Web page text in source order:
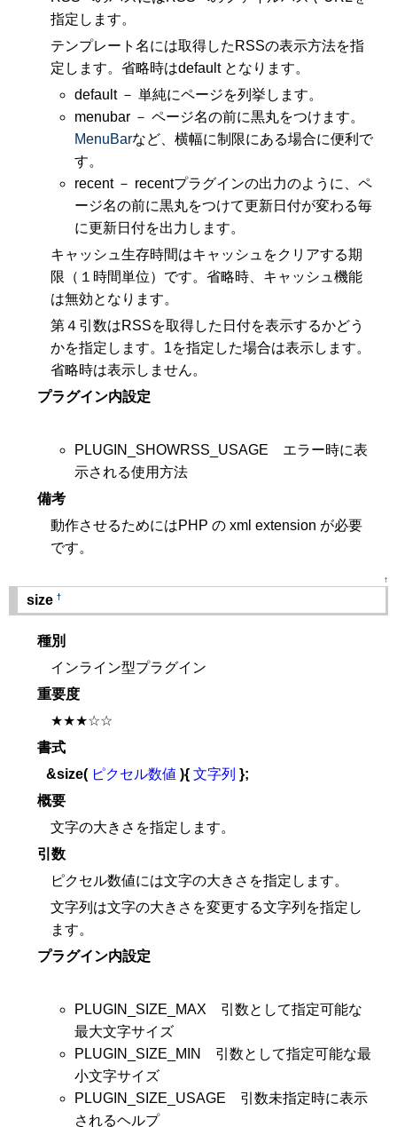
指定します。
テンプレート名には取得したRSSの表示方法を指
定します。省略時はdefault となります。
default － 単純にページを列挙します。
menubar － ページ名の前に黒丸をつけます。
MenuBarなど、横幅に制限にある場合に便利で
す。
recent － recentプラグインの出力のように、ペ
ージ名の前に黒丸をつけて更新日付が変わる毎
に更新日付を出力します。
キャッシュ生存時間はキャッシュをクリアする期
限（１時間単位）です。省略時、キャッシュ機能
は無効となります。
第４引数はRSSを取得した日付を表示するかどう
かを指定します。1を指定した場合は表示します。
省略時は表示しません。
プラグイン内設定
PLUGIN_SHOWRSS_USAGE エラー時に表
示される使用方法
備考
動作させるためにはPHP の xml extension が必要
です。
↑
size †
種別
インライン型プラグイン
重要度
★★★☆☆
書式
&size( ピクセル数値 ){ 文字列 };
概要
文字の大きさを指定します。
引数
ピクセル数値には文字の大きさを指定します。
文字列は文字の大きさを変更する文字列を指定し
ます。
プラグイン内設定
PLUGIN_SIZE_MAX 引数として指定可能な
最大文字サイズ
PLUGIN_SIZE_MIN 引数として指定可能な最
小文字サイズ
PLUGIN_SIZE_USAGE 引数未指定時に表示
されるヘルプ